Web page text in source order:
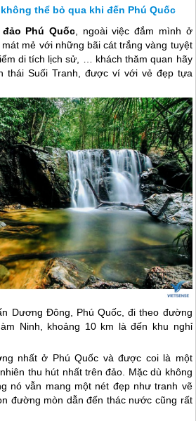
thể bỏ qua khi đến Phú Quốc
đảo Phú Quốc, ngoài việc đắm mình ở
mẻ với những bãi cát trắng vàng tuyệt
di tích lịch sử, … khách thăm quan hãy
thái Suối Tranh, được ví với vẻ đẹp tựa
Dương Đông, Phú Quốc , đi theo đường
Ninh, khoảng 10 km là đến khu nghỉ
nhất ở Phú Quốc và được coi là một
thu hút nhất trên đảo. Mặc dù không
nó vẫn mang một nét đẹp như tranh vẽ
đường mòn dẫn đến thác nước cũng rất